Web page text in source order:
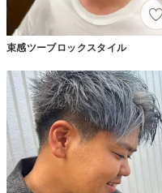
束感ツーブロックスタイル